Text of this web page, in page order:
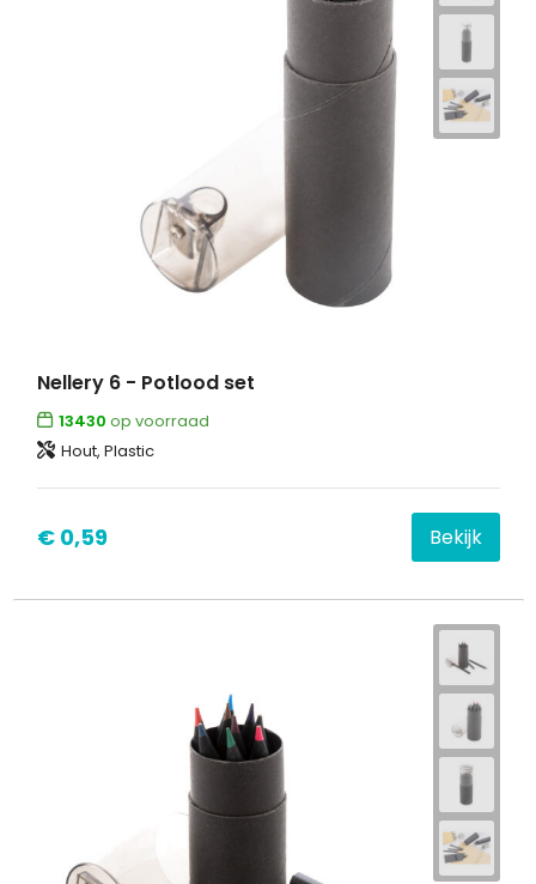
Nellery 6 - Potlood set
13430 op voorraad
Hout, Plastic
€ 0,59 Bekijk